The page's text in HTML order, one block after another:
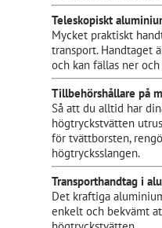
Teleskopiskt
Mycket praktiskt
transport. Handtaget
och kan fällas ner
Tillbehörshållare på
Så att du alltid har
högtryckstvätten
för tvättborsten,
högtrycksslangen.
Transporthandtag i
Det kraftiga
enkelt och bekvämt